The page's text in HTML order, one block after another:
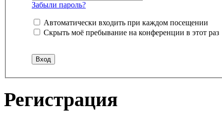
Забыли пароль?
Автоматически входить при каждом посещении
Скрыть моё пребывание на конференции в этот раз
Регистрация